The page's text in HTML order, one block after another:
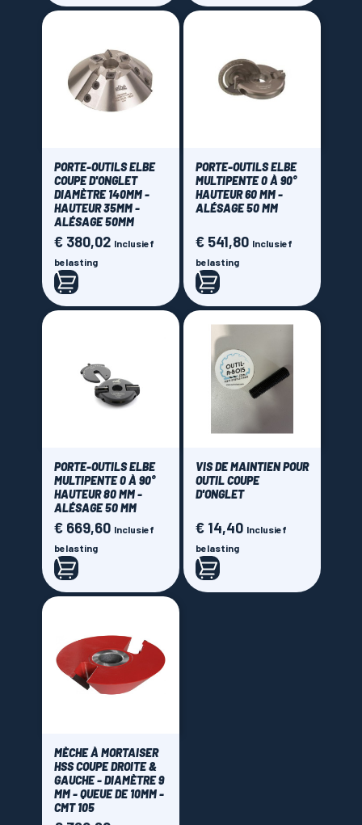
PORTE-OUTILS ELBE
COUPE D'ONGLET
DIAMÈTRE 140MM -
HAUTEUR 35MM -
ALÉSAGE 50MM
Prijs
€ 380,02 Inclusief
belasting
PORTE-OUTILS ELBE
MULTIPENTE 0 À 90°
HAUTEUR 60 MM -
ALÉSAGE 50 MM
Prijs
€ 541,80 Inclusief
belasting
PORTE-OUTILS ELBE
MULTIPENTE 0 À 90°
HAUTEUR 80 MM -
ALÉSAGE 50 MM
Prijs
€ 669,60 Inclusief
belasting
VIS DE MAINTIEN POUR
OUTIL COUPE
D'ONGLET
Prijs
€ 14,40 Inclusief
belasting
MÈCHE À MORTAISER
HSS COUPE DROITE &
GAUCHE - DIAMÈTRE 9
MM - QUEUE DE 10MM -
CMT 105